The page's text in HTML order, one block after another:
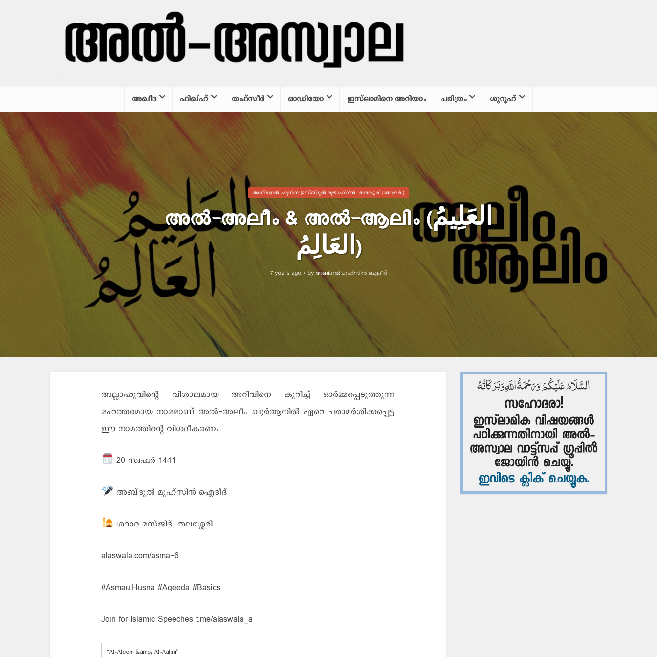
അഖീദ ഫിഖ്ഹ് തഫ്സീര്‍ ഓഡിയോ ഇസ്‌ലാമിനെ അറിയാം ചരിത്രം ശുറൂഹ്
അസ്മാഉല്‍ ഹുസ്ന (മസ്ജിദുൽ മുജാഹിദീൻ, തലശ്ശേരി [ഞായർ])
അല്‍-അലീം & അല്‍-ആലിം (العَلِيمُ
العَالِمُ)
7 years ago by അബ്ദുല്‍ മുഹ്സിന്‍ ഐദീദ്
അല്ലാഹുവിന്റെ വിശാലമായ അറിവിനെ കുറിച്ച് ഓര്‍മ്മപ്പെടുത്തുന്ന
മഹത്തരമായ നാമമാണ് അല്‍-അലീം. ഖുര്‍ആനില്‍ ഏറെ പരാമര്‍ശിക്കപ്പെട്ട
ഈ നാമത്തിന്റെ വിശദീകരണം.
20 സ്വഫര്‍ 1441
അബ്ദുല്‍ മുഹ്സിന്‍ ഐദീദ്
ശറാറ മസ്ജിദ്, തലശ്ശേരി
alaswala.com/asma-6
#AsmaulHusna #Aqeeda #Basics
Join for Islamic Speeches t.me/alaswala_a
“Al-Aleem &amp; Al-Aalim”